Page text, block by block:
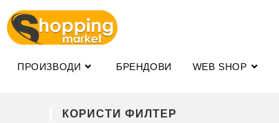
ПРОИЗВОДИ БРЕНДОВИ WEB SHOP
КОРИСТИ ФИЛТЕР